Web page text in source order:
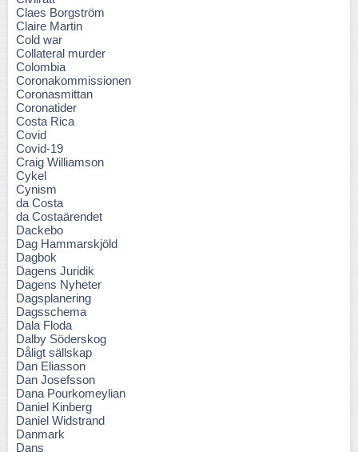
Claes Borgström
Claire Martin
Cold war
Collateral murder
Colombia
Coronakommissionen
Coronasmittan
Coronatider
Costa Rica
Covid
Covid-19
Craig Williamson
Cykel
Cynism
da Costa
da Costaärendet
Dackebo
Dag Hammarskjöld
Dagbok
Dagens Juridik
Dagens Nyheter
Dagsplanering
Dagsschema
Dala Floda
Dalby Söderskog
Dåligt sällskap
Dan Eliasson
Dan Josefsson
Dana Pourkomeylian
Daniel Kinberg
Daniel Widstrand
Danmark
Dans